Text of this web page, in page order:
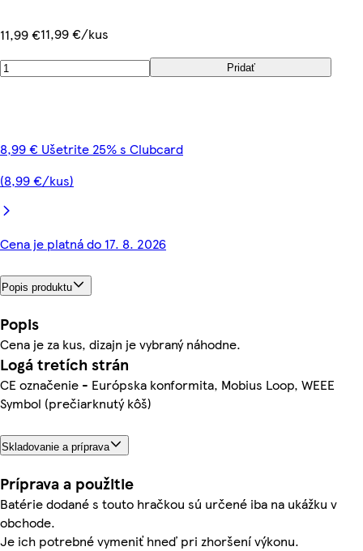
11,99 €11,99 €/kus
Pridať
8,99 € Ušetrite 25% s Clubcard
(8,99 €/kus)
Cena je platná do 17. 8. 2026
Popis produktu
Popis
Cena je za kus, dizajn je vybraný náhodne.
Logá tretích strán
CE označenie - Európska konformita, Mobius Loop, WEEE
Symbol (prečiarknutý kôš)
Skladovanie a príprava
Príprava a použitie
Batérie dodané s touto hračkou sú určené iba na ukážku v
obchode.
Je ich potrebné vymeniť hneď pri zhoršení výkonu.